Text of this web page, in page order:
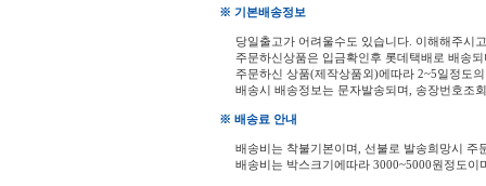
※ 기본배송정보
당일출고가 어려울수도 있습니다. 이해해주시
주문하신상품은 입금확인후 롯데택배로 배송
주문하신 상품(제작상품외)에따라 2~5일정도
배송시 배송정보는 문자발송되며, 송장번호조
※ 배송료 안내
배송비는 착불기본이며, 선불로 발송희망시
배송비는 박스크기에따라 3000~5000원정도